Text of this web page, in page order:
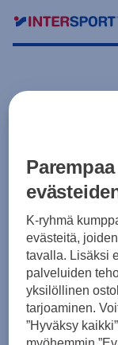
K-ryhmä
evästeitä,
tavalla. Lisäksi
palveluiden
yksilöllinen
tarjoaminen.
”Hyväksy